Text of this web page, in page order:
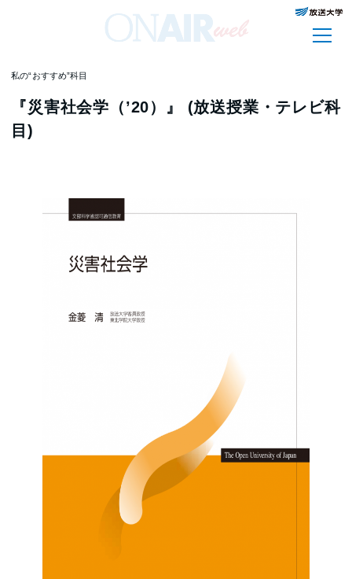
私の“おすすめ”科目
『災害社会学（’20）』 (放送授業・テレビ科
目)